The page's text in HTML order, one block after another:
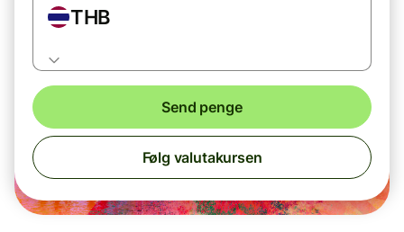
THB
Send penge
Følg valutakursen